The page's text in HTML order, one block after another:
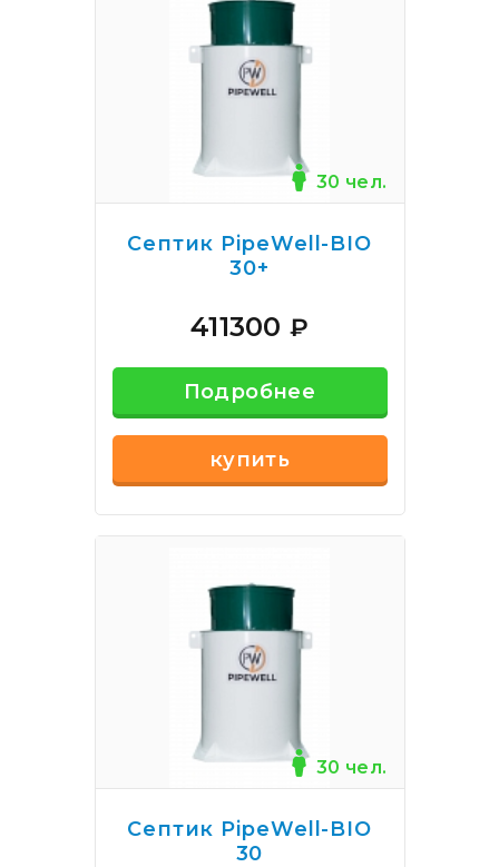
30 чел.
Септик PipeWell-BIO
30+
411300 ₽
Подробнее
купить
30 чел.
Септик PipeWell-BIO
30